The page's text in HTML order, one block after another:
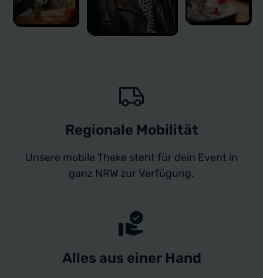
Regionale Mobilität
Unsere mobile Theke steht für dein Event in
ganz NRW zur Verfügung.
Alles aus einer Hand